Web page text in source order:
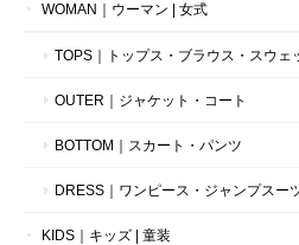
WOMAN｜ウーマン | 女式
TOPS｜トップス・ブラウス・スウェ
OUTER｜ジャケット・コート
BOTTOM｜スカート・パンツ
DRESS｜ワンピース・ジャンプスー
KIDS｜キッズ | 童装